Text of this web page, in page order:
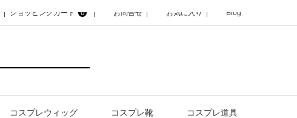
ショッピングカート 0 お問合せ お気に入り Blog
コスプレウィッグ コスプレ靴 コスプレ道具